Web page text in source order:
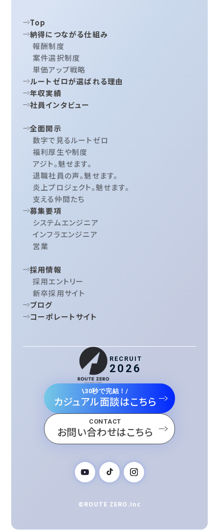
RECRUIT
2026
\30秒で完結！/
カジュアル面談はこちら
CONTACT
お問い合わせはこちら
Top
納得につながる仕組み
報酬制度
案件選択制度
単価アップ戦略
ルートゼロが選ばれる理由
年収実績
社員インタビュー
全面開示
数字で見るルートゼロ
福利厚生や制度
アジト。魅せます。
退職社員の声。魅せます。
炎上プロジェクト。魅せます。
支える仲間たち
募集要項
システムエンジニア
インフラエンジニア
営業
採用情報
採用エントリー
新卒採用サイト
ブログ
コーポレートサイト
©ROUTE ZERO.Inc